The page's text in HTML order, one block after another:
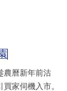
農曆新年前沽
家伺機入市。